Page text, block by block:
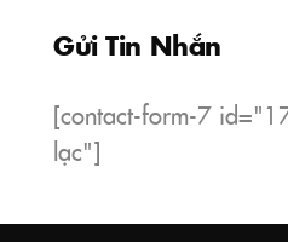
Gửi Tin Nhắn
[contact-form-7
lạc"]